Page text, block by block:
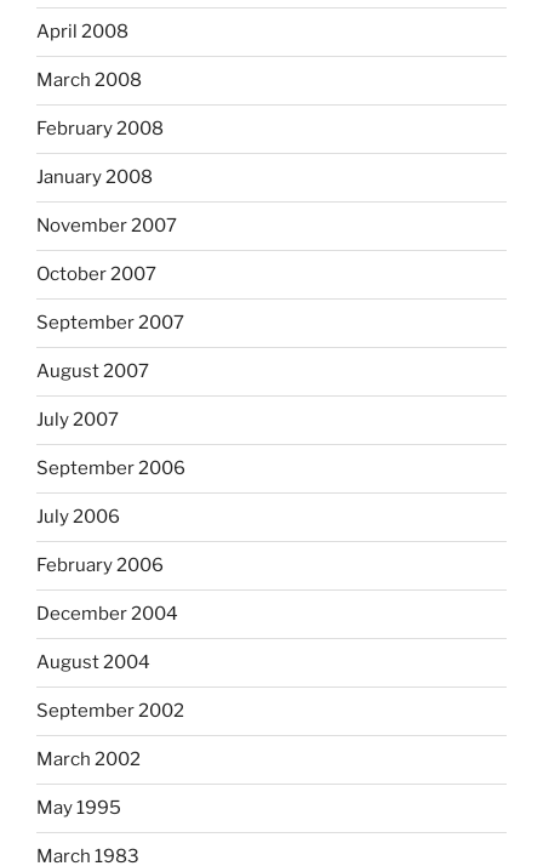
April 2008
March 2008
February 2008
January 2008
November 2007
October 2007
September 2007
August 2007
July 2007
September 2006
July 2006
February 2006
December 2004
August 2004
September 2002
March 2002
May 1995
March 1983